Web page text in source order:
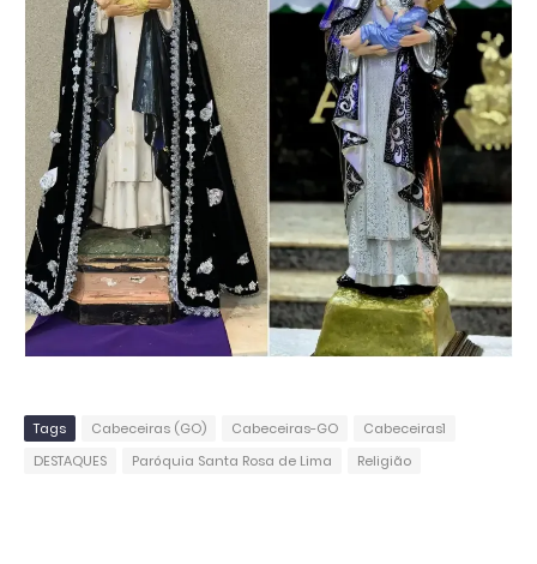
Tags Cabeceiras (GO) Cabeceiras-GO
Cabeceiras1
DESTAQUES
Paróquia Santa Rosa de Lima Religião